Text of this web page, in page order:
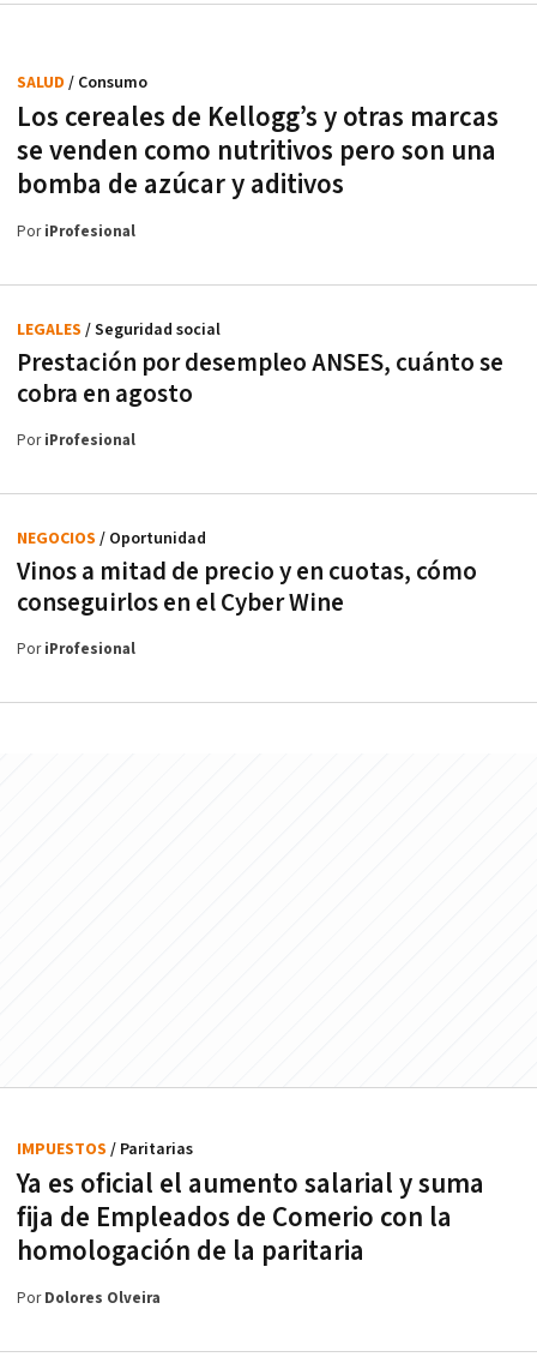
Los cereales de Kellogg’s y otras marcas
se venden como nutritivos pero son una
bomba de azúcar y aditivos
SALUD / Consumo
PoriProfesional
Prestación por desempleo ANSES, cuánto se
cobra en agosto
LEGALES / Seguridad social
PoriProfesional
Vinos a mitad de precio y en cuotas, cómo
conseguirlos en el Cyber Wine
NEGOCIOS / Oportunidad
PoriProfesional
Ya es oficial el aumento salarial y suma
fija de Empleados de Comerio con la
homologación de la paritaria
IMPUESTOS / Paritarias
PorDolores Olveira